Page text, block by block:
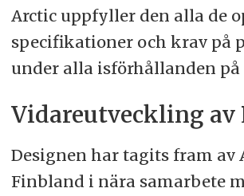
Arctic uppfyller den alla de
specifikationer och krav på
under alla isförhållanden på
Vidareutveckling av
Designen har tagits fram av
Finbland i nära samarbete